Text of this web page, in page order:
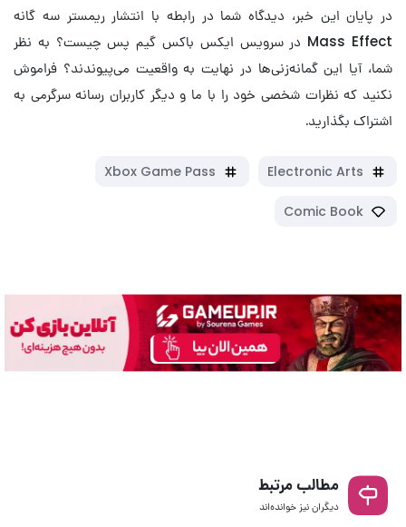
در پایان این خبر، دیدگاه شما در رابطه با انتشار ریمستر سه گانه
Mass Effect در سرویس ایکس باکس گیم پس چیست؟ به نظر
شما، آیا این گمانه‌زنی‌ها در نهایت به واقعیت می‌پیوندند؟ فراموش
نکنید که نظرات شخصی خود را با ما و دیگر کاربران رسانه سرگرمی به
اشتراک بگذارید.
Electronic Arts
Xbox Game Pass
Comic Book
مطالب مرتبط
دیگران نیز خوانده‌اند